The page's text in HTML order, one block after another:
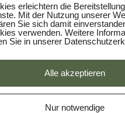
erleichtern die
Mit der Nutzung unserer
Sie sich damit
verwenden. Weitere
Sie in unserer
Alle akzeptieren
Nur notwendige